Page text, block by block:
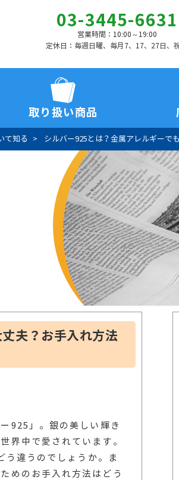
03-3445-6631
営業時間：10:00～19:00
定休日：毎週日曜、毎月7、17、27日、
取り扱い商品
て知る シルバー925とは？金属アレルギーでも大丈
夫？お手入れ方法
925」。銀の美しい輝き
界中で愛されています。
う違うのでしょうか。ま
めのお手入れ方法はどう